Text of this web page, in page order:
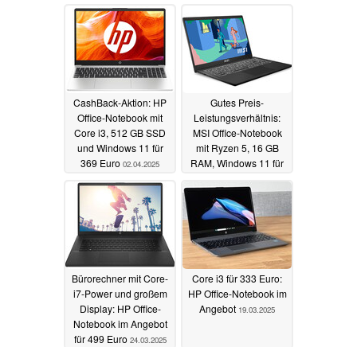
CashBack-Aktion: HP
Office-Notebook mit
Core i3, 512 GB SSD
und Windows 11 für
369 Euro 02.04.2025
Gutes Preis-
Leistungsverhältnis:
MSI Office-Notebook
mit Ryzen 5, 16 GB
RAM, Windows 11 für
26.03.2025
Bürorechner mit Core-
i7-Power und großem
Display: HP Office-
Notebook im Angebot
für 499 Euro 24.03.2025
Core i3 für 333 Euro:
HP Office-Notebook im
Angebot 19.03.2025